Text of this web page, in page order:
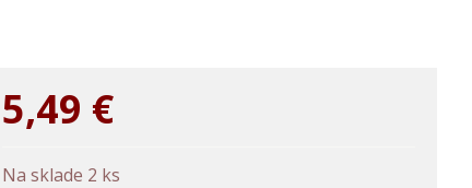
5,49 €
Na sklade 2 ks